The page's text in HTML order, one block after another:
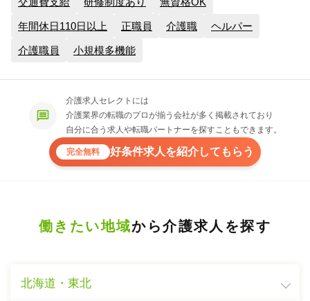
年間休日110日以上 正職員 介護職 ヘルパー
介護職員 小規模多機能
介護求人セレクトには
介護業界の転職のプロが揃う会社が多く掲載されており
自分に合う求人や転職パートナーを探すこともできます。
完全無料 好条件求人を紹介してもらう
働きたい地域から介護求人を探す
北海道・東北